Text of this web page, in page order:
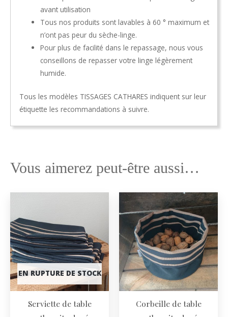
avant utilisation
Tous nos produits sont lavables à 60 ° maximum et
n’ont pas peur du sèche-linge.
Pour plus de facilité dans le repassage, nous vous
conseillons de repasser votre linge légèrement
humide.
Tous les modèles TISSAGES CATHARES indiquent sur leur
étiquette les recommandations à suivre.
Vous aimerez peut-être aussi…
EN RUPTURE DE STOCK
Serviette de table
Corbeille de table